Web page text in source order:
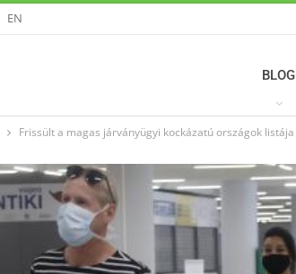
EN
BLOG
Frissült a magas járványügyi kockázatú országok listája